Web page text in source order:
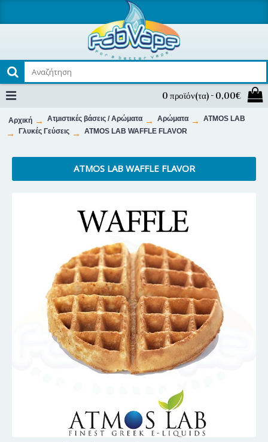
0 προϊόν(τα) - 0,00€
Αρχική Ατμιστικές βάσεις / Αρώματα Αρώματα
ATMOS LAB
Γλυκές Γεύσεις
ATMOS LAB WAFFLE FLAVOR
ATMOS LAB WAFFLE FLAVOR